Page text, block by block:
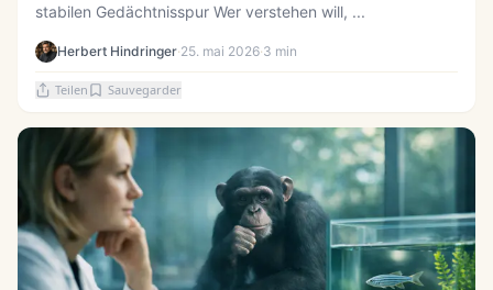
stabilen Gedächtnisspur Wer verstehen will, ...
Herbert Hindringer·25. mai 2026·3 min
Teilen Sauvegarder